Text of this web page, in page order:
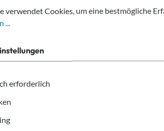
Solo Style Ø80mm 90cm"
und schrägem Einwurfloch.
Style Ø80mm 90cm
verwendet Cookies, um eine bestmögliche
erforderlich